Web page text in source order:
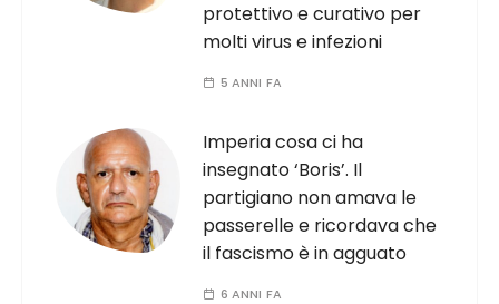
protettivo e curativo per
molti virus e infezioni
5 ANNI FA
Imperia cosa ci ha
insegnato ‘Boris’. Il
partigiano non amava le
passerelle e ricordava che
il fascismo è in agguato
6 ANNI FA